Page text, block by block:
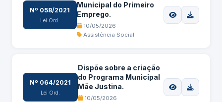
Nº 058/2021
Lei Ord.
Municipal do Primeiro
Emprego.
10/05/2026
Assistência Social
Nº 064/2021
Lei Ord.
Dispõe sobre a criação
do Programa Municipal
Mãe Justina.
10/05/2026